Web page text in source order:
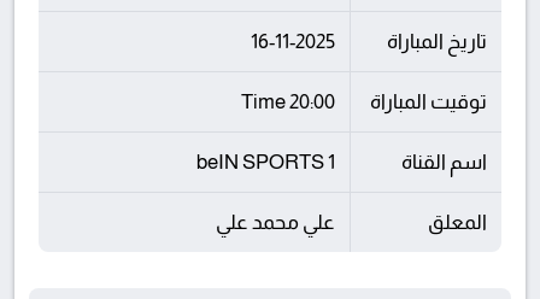
تاريخ المباراة 16-11-2025
توقيت المباراة 20:00 Time
اسم القناة beIN SPORTS 1
المعلق علي محمد علي